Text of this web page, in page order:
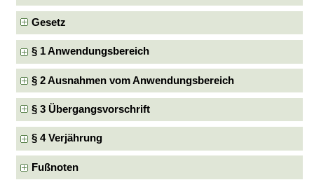
Gesetz
§ 1 Anwendungsbereich
§ 2 Ausnahmen vom Anwendungsbereich
§ 3 Übergangsvorschrift
§ 4 Verjährung
Fußnoten